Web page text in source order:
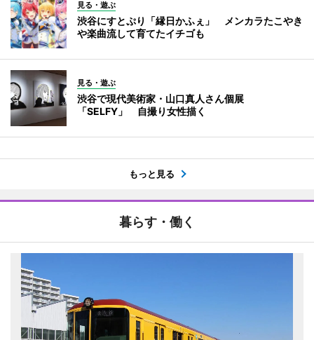
見る・遊ぶ
渋谷にすとぷり「縁日かふぇ」 メンカラたこやき
や楽曲流して育てたイチゴも
見る・遊ぶ
渋谷で現代美術家・山口真人さん個展
「SELFY」 自撮り女性描く
もっと見る
暮らす・働く